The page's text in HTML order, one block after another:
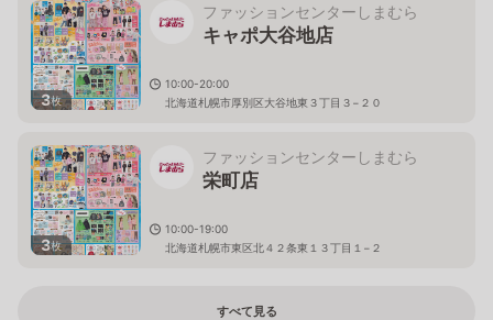
3枚
ファッションセンターしまむら
キャポ大谷地店
10:00-20:00
北海道札幌市厚別区大谷地東３丁目３−２０
3枚
ファッションセンターしまむら
栄町店
10:00-19:00
北海道札幌市東区北４２条東１３丁目１−２
すべて見る